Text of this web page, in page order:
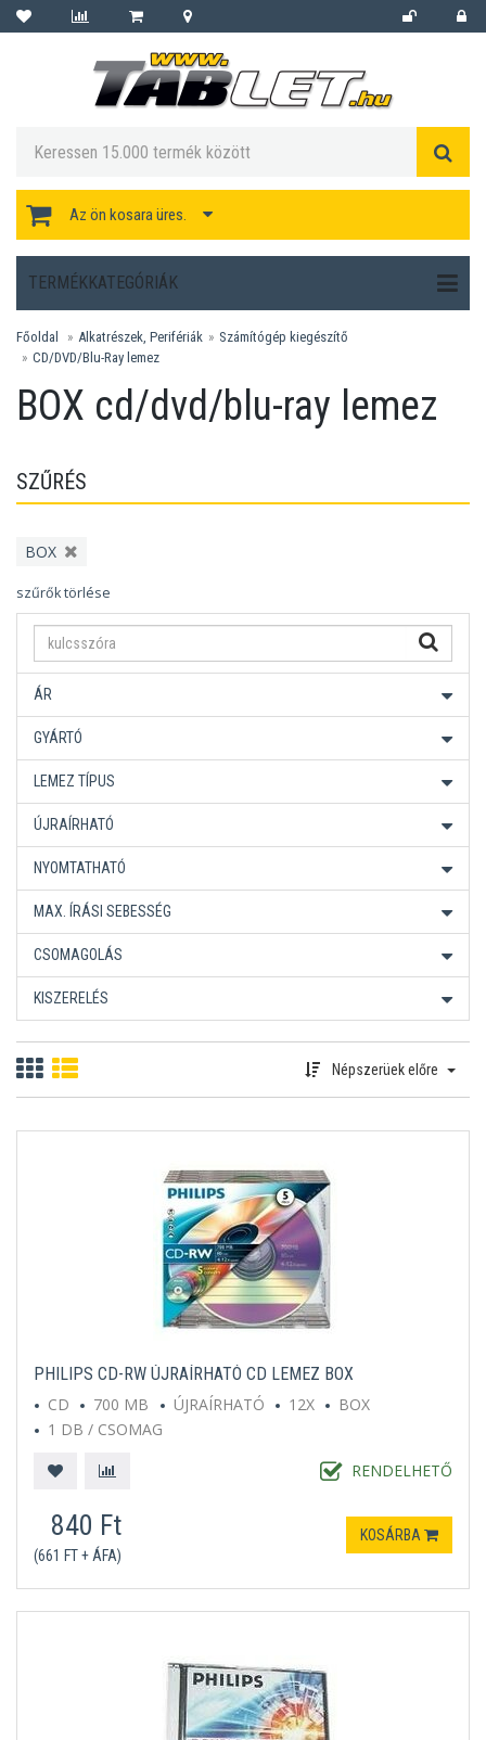
Az ön kosara üres.
TERMÉKKATEGÓRIÁK
Főoldal Alkatrészek, Perifériák
Számítógép kiegészítő
CD/DVD/Blu-Ray lemez
BOX cd/dvd/blu-ray lemez
SZŰRÉS
BOX
szűrők törlése
ÁR
GYÁRTÓ
LEMEZ TÍPUS
ÚJRAÍRHATÓ
NYOMTATHATÓ
MAX. ÍRÁSI SEBESSÉG
CSOMAGOLÁS
KISZERELÉS
Népszerüek előre
PHILIPS CD-RW ÚJRAÍRHATÓ CD LEMEZ BOX
CD
700 MB ÚJRAÍRHATÓ 12X
BOX
1 DB / CSOMAG
RENDELHETŐ
840 Ft
(661 FT + ÁFA)
KOSÁRBA